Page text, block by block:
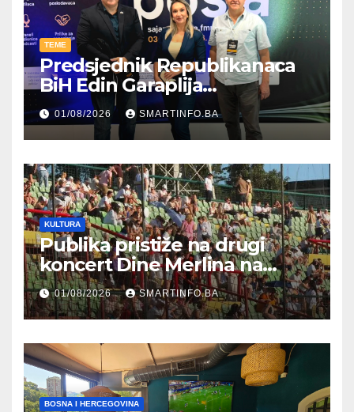
TEME
Predsjednik Republikanaca
BiH Edin Garaplija
prisustvovao prezentaciji
Federalnog sajma
zapošljavanja
01/08/2026 SMARTINFO.BA
KULTURA
Publika pristiže na drugi
koncert Dine Merlina na
Koševu
01/08/2026 SMARTINFO.BA
BOSNA I HERCEGOVINA